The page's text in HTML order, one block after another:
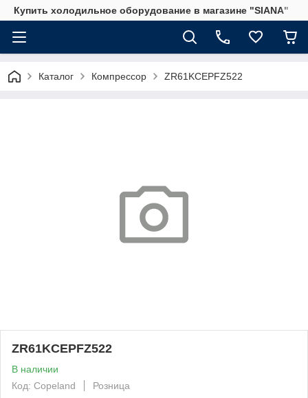
Купить холодильное оборудование в магазине "SIANA"
Каталог Компрессор ZR61KCEPFZ522
ZR61KCEPFZ522
В наличии
Код: Copeland
Розница